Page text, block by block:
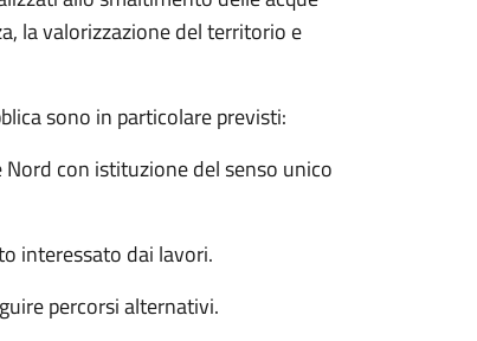
la valorizzazione del territorio e
sono in particolare previsti:
con istituzione del senso unico
interessato dai lavori.
percorsi alternativi.